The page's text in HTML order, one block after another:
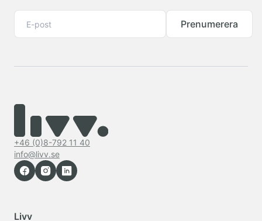
Prenumerera
+46 (0)8-792 11 40
info@livv.se
Livv